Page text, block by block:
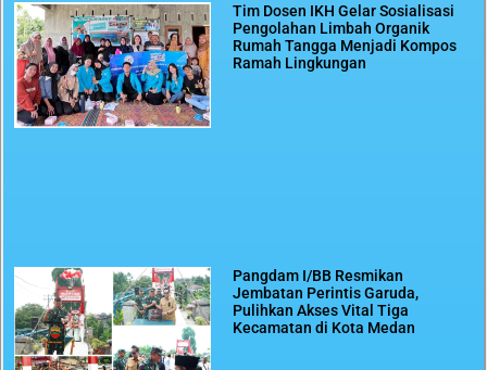
Tim Dosen IKH Gelar Sosialisasi
Pengolahan Limbah Organik
Rumah Tangga Menjadi Kompos
Ramah Lingkungan
Pangdam I/BB Resmikan
Jembatan Perintis Garuda,
Pulihkan Akses Vital Tiga
Kecamatan di Kota Medan